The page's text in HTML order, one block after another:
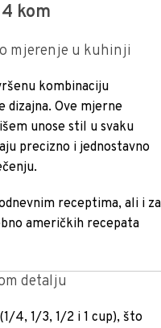
kom
mjerenje u kuhinji
kombinaciju
dizajna. Ove mjerne
unose stil u svaku
precizno i jednostavno
receptima, ali i za
američkih recepata
detalju
4, 1/3, 1/2 i 1 cup), što